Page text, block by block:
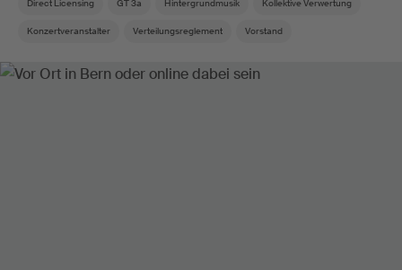
Direct Licensing GT 3a Hintergrundmusik Kollektive Verwertung
Konzertveranstalter Verteilungsreglement Vorstand